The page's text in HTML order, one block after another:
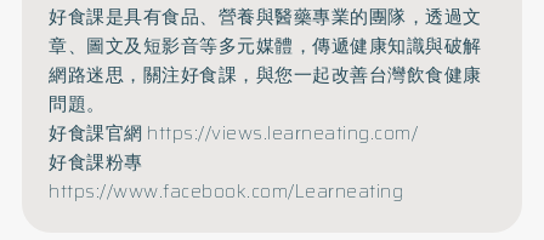
好食課是具有食品、營養與醫藥專業的團隊，透過文
章、圖文及短影音等多元媒體，傳遞健康知識與破解
網路迷思，關注好食課，與您一起改善台灣飲食健康
問題。
好食課官網 https://views.learneating.com/
好食課粉專
https://www.facebook.com/Learneating